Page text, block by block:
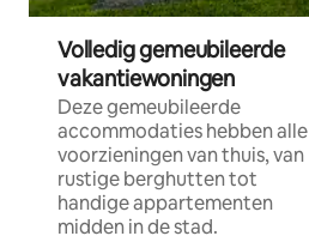
Volledig gemeubileerde
vakantiewoningen
Deze gemeubileerde
accommodaties hebben alle
voorzieningen van thuis, van
rustige berghutten tot
handige appartementen
midden in de stad.